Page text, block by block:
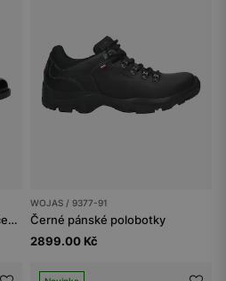
Černé pánské kožené společenské polobotky
WOJAS / 9377-91
Černé pánské polobotky
2899.00 Kč